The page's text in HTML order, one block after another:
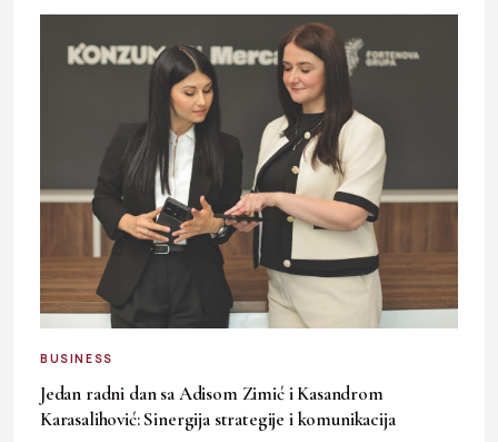
BUSINESS
Jedan radni dan sa Adisom Zimić i Kasandrom
Karasalihović: Sinergija strategije i komunikacija